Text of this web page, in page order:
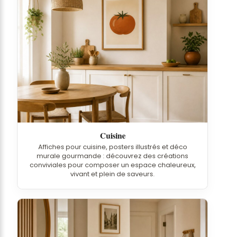
Cuisine
Affiches pour cuisine, posters illustrés et déco
murale gourmande : découvrez des créations
conviviales pour composer un espace chaleureux,
vivant et plein de saveurs.